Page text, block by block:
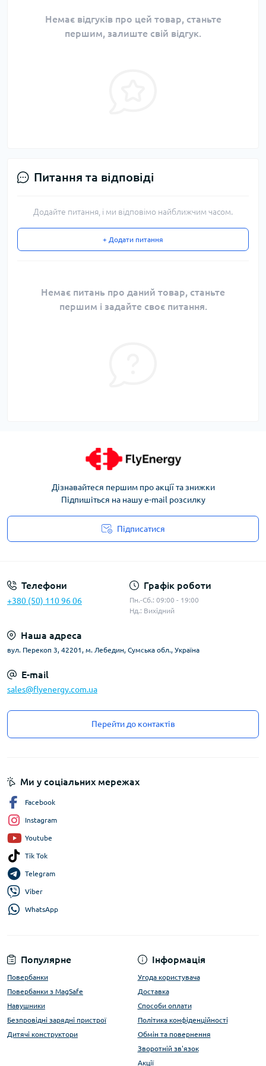
Немає відгуків про цей товар, станьте
першим, залиште свій відгук.
Питання та відповіді
Додайте питання, і ми відповімо найближчим часом.
+ Додати питання
Немає питань про даний товар, станьте
першим і задайте своє питання.
Дізнавайтеся першим про акції та знижки
Підпишіться на нашу e-mail розсилку
Підписатися
Телефони
+380 (50) 110 96 06
Графік роботи
Пн.-Сб.: 09:00 - 19:00
Нд.: Вихідний
Наша адреса
вул. Перекоп 3, 42201, м. Лебедин, Сумська обл., Україна
E-mail
sales@flyenergy.com.ua
Перейти до контактів
Популярне
Повербанки
Повербанки з MagSafe
Навушники
Безпровідні зарядні пристрої
Дитячі конструктори
Інформація
Угода користувача
Доставка
Способи оплати
Політика конфіденційності
Обмін та повернення
Зворотній зв'язок
Акції
Ми у соціальних мережах
Facebook
Instagram
Youtube
Tik Tok
Telegram
Viber
WhatsApp